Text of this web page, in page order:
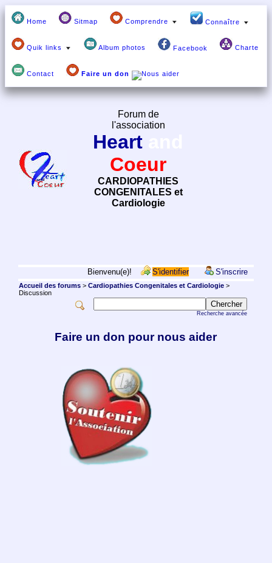
Home Sitmap Comprendre Connaître
Quik links Album photos Facebook Charte
Contact Faire un don
Forum de
l'association
Heart
Coeur
CARDIOPATHIES
CONGENITALES et
Cardiologie
Bienvenu(e)! S'identifier S'inscrire
Accueil des forums> Cardiopathies Congenitales et Cardiologie>
Discussion
Recherche avancée
Faire un don pour nous aider